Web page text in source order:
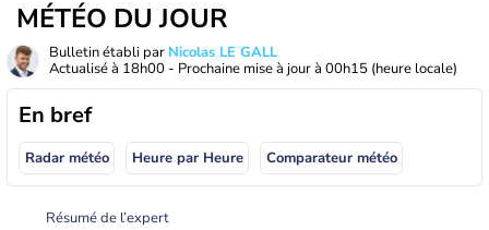
MÉTÉO DU JOUR
Bulletin établi par Nicolas LE GALL
Actualisé à 18h00 - Prochaine mise à jour à 00h15 (heure locale)
En bref
Radar météo Heure par Heure Comparateur météo
Résumé de l’expert